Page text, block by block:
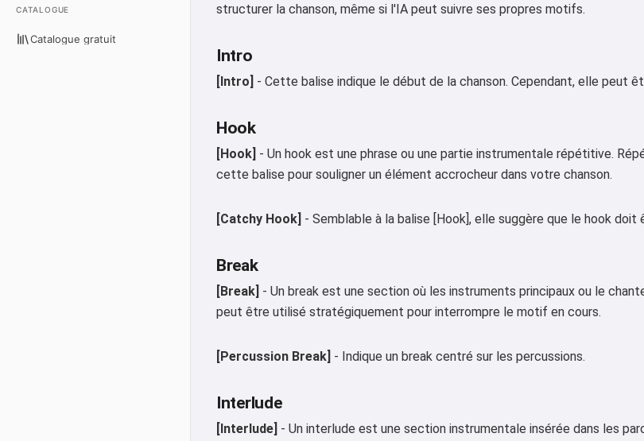
CATALOGUE
Catalogue gratuit
structurer la chanson, même si l'IA peut suivre ses propres motifs.
Intro
[Intro] - Cette balise indique le début de la chanson. Cependant, elle peut
Hook
[Hook] - Un hook est une phrase ou une partie instrumentale répétitive.
cette balise pour souligner un élément accrocheur dans votre chanson.
[Catchy Hook] - Semblable à la balise [Hook], elle suggère que le hook
Break
[Break] - Un break est une section où les instruments principaux ou le
peut être utilisé stratégiquement pour interrompre le motif en cours.
[Percussion Break] - Indique un break centré sur les percussions.
Interlude
[Interlude] - Un interlude est une section instrumentale insérée dans les